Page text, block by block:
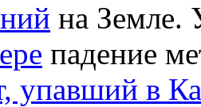
на
падение
упавший в